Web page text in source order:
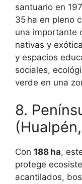
santuario en
35 ha en pleno
una importante
nativas y
y espacios
sociales,
verde en una
8.
Con 188 ha,
protege
acantilados,